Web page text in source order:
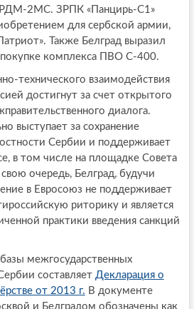
2МС. ЗРПК «Панцирь-С1»
для сербской армии,
Также Белград выразил
покупке комплекса ПВО С-400.
технического взаимодействия
достигнут за счет открытого
диалога.
выступает за сохранение
Сербии и поддерживает
в том числе на площадке Совета
очередь, Белград, будучи
в Евросоюз не поддерживает
риторику и является
практики введения санкций
межгосударственных
составляет Декларация о
от 2013 г. В документе
и Белградом обозначены как